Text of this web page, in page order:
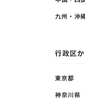
九州・沖
行政区
東京都
神奈川県